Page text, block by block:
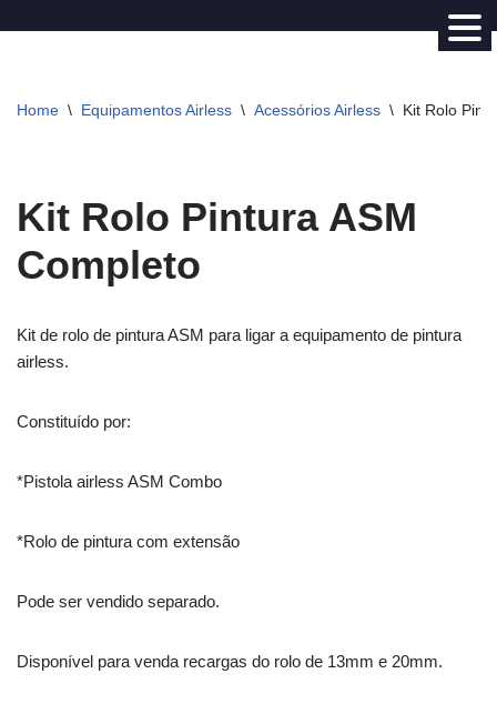
o
Home \ Equipamentos Airless \ Acessórios Airless \ Kit Rolo
Kit Rolo Pintura ASM
Completo
Kit de rolo de pintura ASM para ligar a equipamento de pintura
airless.
Constituído por:
*Pistola airless ASM Combo
*Rolo de pintura com extensão
Pode ser vendido separado.
Disponível para venda recargas do rolo de 13mm e 20mm.